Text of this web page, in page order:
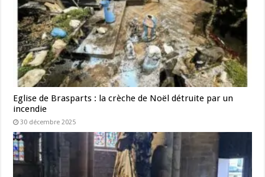
Eglise de Brasparts : la crèche de Noël détruite par un
incendie
30 décembre 2025